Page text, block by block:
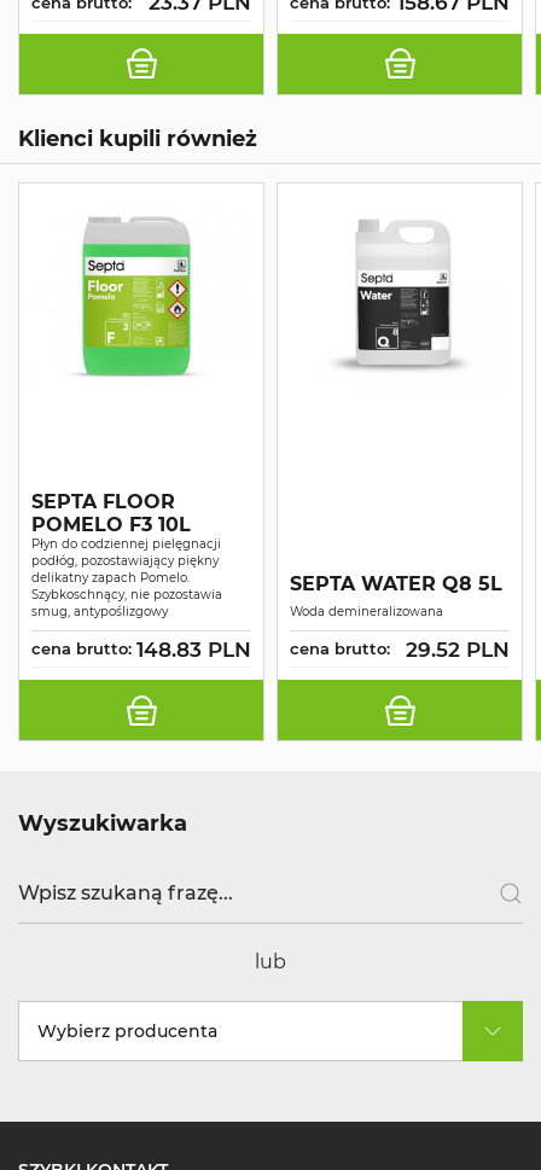
Klienci kupili również
SEPTA FLOOR
POMELO F3 10L
Płyn do codziennej pielęgnacji
podłóg, pozostawiający piękny
delikatny zapach Pomelo.
Szybkoschnący, nie pozostawia
smug, antypoślizgowy
cena brutto: 148.83 PLN
SEPTA WATER Q8 5L
Woda demineralizowana
cena brutto: 29.52 PLN
Wyszukiwarka
lub
Wybierz producenta